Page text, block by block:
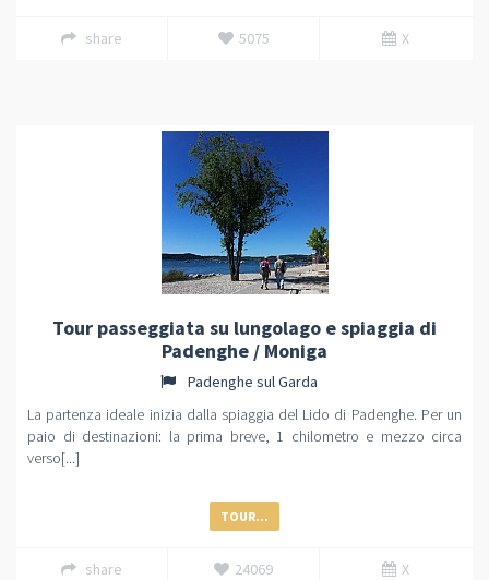
share 5075 X
Tour passeggiata su lungolago e spiaggia di
Padenghe / Moniga
Padenghe sul Garda
La partenza ideale inizia dalla spiaggia del Lido di Padenghe. Per un
paio di destinazioni: la prima breve, 1 chilometro e mezzo circa
verso[...]
TOUR...
share 24069 X